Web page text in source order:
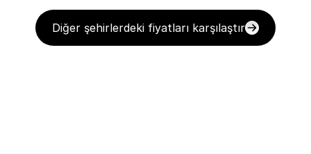
Diğer şehirlerdeki fiyatları karşılaştır